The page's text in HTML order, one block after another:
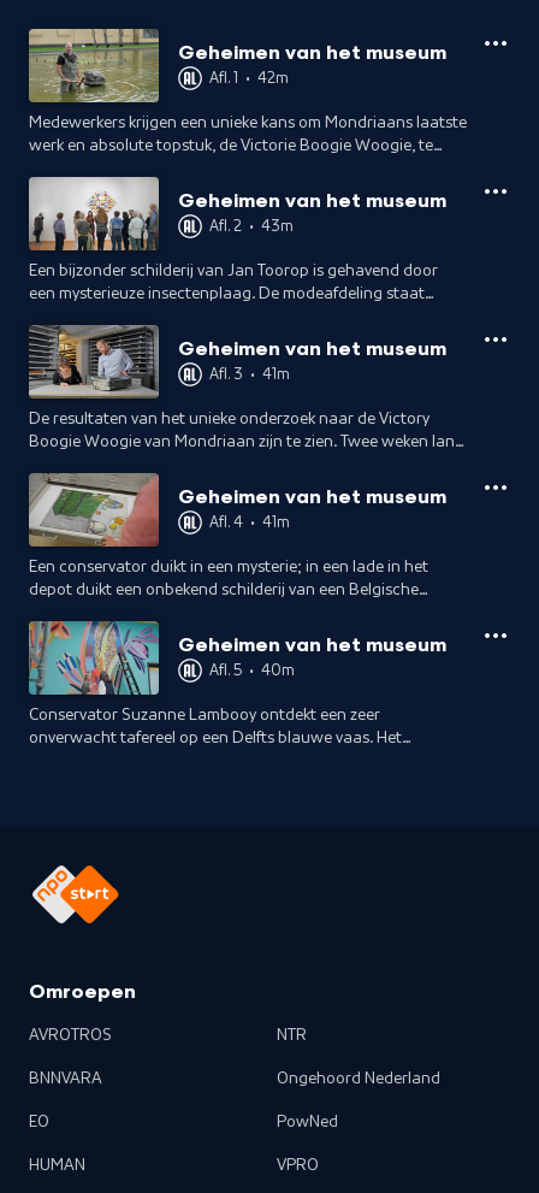
Geheimen van het museum
Afl. 1 • 42m
Medewerkers krijgen een unieke kans om Mondriaans laatste
werk en absolute topstuk, de Victorie Boogie Woogie, te
Geheimen van het museum
Afl. 2 • 43m
Een bijzonder schilderij van Jan Toorop is gehavend door
een mysterieuze insectenplaag. De modeafdeling staat
Titanic.
Geheimen van het museum
Afl. 3 • 41m
De resultaten van het unieke onderzoek naar de Victory
Boogie Woogie van Mondriaan zijn te zien. Twee weken lang
onvervangbare meesterwerk gelopen.Geheimen van het museum
Afl. 4 • 41m
Een conservator duikt in een mysterie; in een lade in het
depot duikt een onbekend schilderij van een Belgische
Geheimen van het museum
Afl. 5 • 40m
Conservator Suzanne Lambooy ontdekt een zeer
onverwacht tafereel op een Delfts blauwe vaas. Het
Omroepen
AVROTROS
BNNVARA
EO
HUMAN
NTR
Ongehoord Nederland
PowNed
VPRO